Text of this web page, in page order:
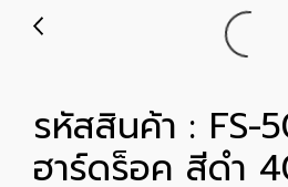
รหัสสินค้า : FS-
ฮาร์ดร็อค สีดำ